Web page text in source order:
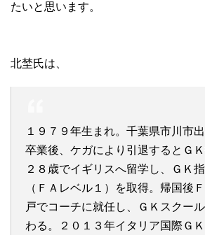
たいと思います。
北埜氏は、
１９７９年生まれ。千葉県市川市
卒業後、ケガにより引退するとＧＫ
２８歳でイギリスへ留学し、ＧＫ
（ＦＡレベル１）を取得。帰国後
戸でコーチに就任し、ＧＫスクー
わる。２０１３年イタリア国際Ｇ